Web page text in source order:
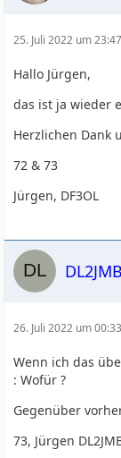
25. Juli 2022 um 23:47
Hallo Jürgen,
das ist ja wieder
Herzlichen Dank
72 & 73
Jürgen, DF3OL
DL2JMB
26. Juli 2022 um 00:33
Wenn ich das
: Wofür ?
Gegenüber
73, Jürgen